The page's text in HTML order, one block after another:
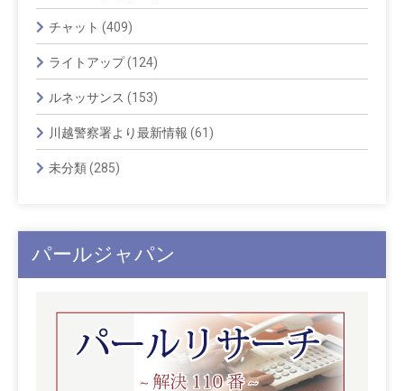
チャット (409)
ライトアップ(124)
ルネッサンス (153)
川越警察署より最新情報 (61)
未分類(285)
パールジャパン